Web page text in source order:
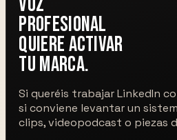
voz
profesional
quiere activar
tu marca.
Si queréis trabajar LinkedIn
si conviene levantar un
clips, videopodcast o piezas